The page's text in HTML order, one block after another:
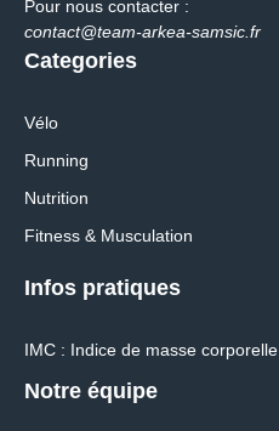
Pour nous contacter :
contact@team-arkea-samsic.fr
Categories
Vélo
Running
Nutrition
Fitness & Musculation
Infos pratiques
IMC : Indice de masse corporelle
Notre équipe